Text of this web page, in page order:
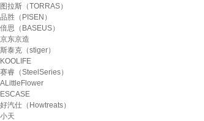
图拉斯（TORRAS）
品胜（PISEN）
倍思（BASEUS）
京东京造
斯泰克（stiger）
KOOLIFE
赛睿（SteelSeries）
ALittleFlower
ESCASE
好汽仕（Howtreats）
小天